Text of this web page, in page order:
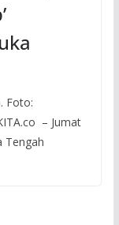
Foto:
– Jumat
Tengah